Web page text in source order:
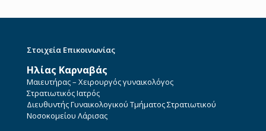
Στοιχεία Επικοινωνίας
Ηλίας Καρναβάς
Μαιευτήρας – Χειρουργός γυναικολόγος
Στρατιωτικός Ιατρός
Διευθυντής Γυναικολογικού Τμήματος Στρατιωτικού
Νοσοκομείου Λάρισας